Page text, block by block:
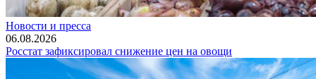
Новости и пресса
06.08.2026
Росстат зафиксировал снижение цен на овощи